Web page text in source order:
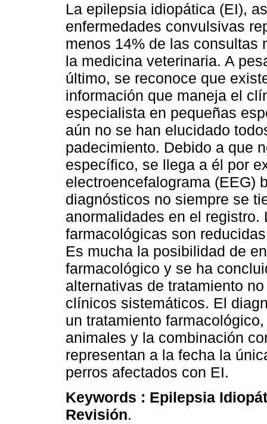
La epilepsia idiopática (EI),
enfermedades convulsivas
menos 14% de las consultas
la medicina veterinaria. A
último, se reconoce que
información que maneja el
especialista en pequeñas
aún no se han elucidado
padecimiento. Debido a que
específico, se llega a él por
electroencefalograma (EEG)
diagnósticos no siempre se
anormalidades en el
farmacológicas son
Es mucha la posibilidad de
farmacológico y se ha
alternativas de tratamiento
clínicos sistemáticos. El
un tratamiento
animales y la combinación
representan a la fecha la
perros afectados con EI.
Keywords : Epilepsia
Revisión.